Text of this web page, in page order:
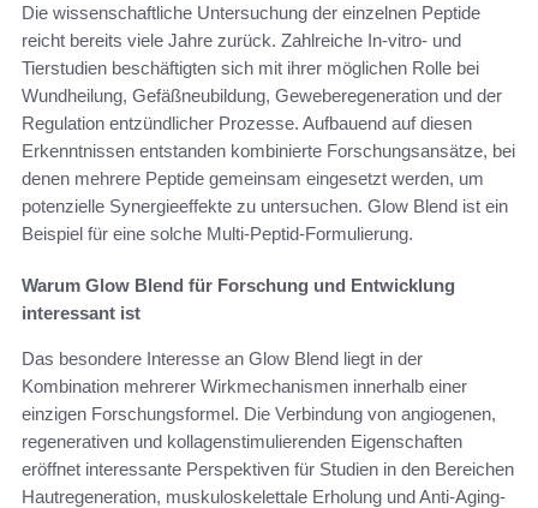
Die wissenschaftliche Untersuchung der einzelnen Peptide
reicht bereits viele Jahre zurück. Zahlreiche In-vitro- und
Tierstudien beschäftigten sich mit ihrer möglichen Rolle bei
Wundheilung, Gefäßneubildung, Geweberegeneration und der
Regulation entzündlicher Prozesse. Aufbauend auf diesen
Erkenntnissen entstanden kombinierte Forschungsansätze, bei
denen mehrere Peptide gemeinsam eingesetzt werden, um
potenzielle Synergieeffekte zu untersuchen. Glow Blend ist ein
Beispiel für eine solche Multi-Peptid-Formulierung.
Warum Glow Blend für Forschung und Entwicklung
interessant ist
Das besondere Interesse an Glow Blend liegt in der
Kombination mehrerer Wirkmechanismen innerhalb einer
einzigen Forschungsformel. Die Verbindung von angiogenen,
regenerativen und kollagenstimulierenden Eigenschaften
eröffnet interessante Perspektiven für Studien in den Bereichen
Hautregeneration, muskuloskelettale Erholung und Anti-Aging-